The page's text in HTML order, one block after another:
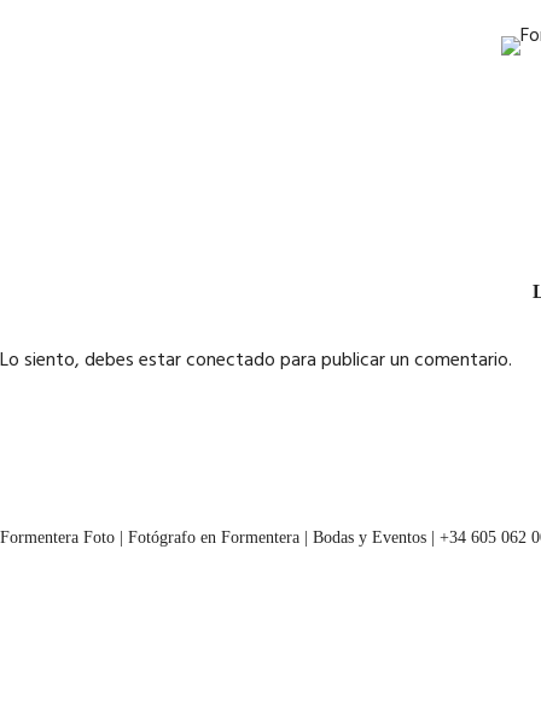
Lo siento, debes estarconectadopara publicar un comentario.
Formentera Foto | Fotógrafo en Formentera | Bodas y Eventos | +34 605 062